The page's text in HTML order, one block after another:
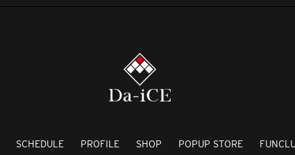
SCHEDULE PROFILE SHOP POPUP STORE